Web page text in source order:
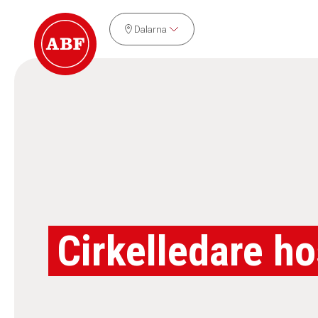
Dalarna
Cirkelledare